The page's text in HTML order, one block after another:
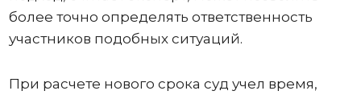
более точно определять ответственность
участников подобных ситуаций.
При расчете нового срока суд учел время,